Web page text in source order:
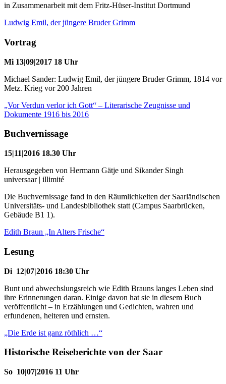
in Zusammenarbeit mit dem Fritz-Hüser-Institut Dortmund
Ludwig Emil, der jüngere Bruder Grimm
Vortrag
Mi 13|09|2017 18 Uhr
Michael Sander: Ludwig Emil, der jüngere Bruder Grimm, 1814 vor
Metz. Krieg vor 200 Jahren
„Vor Verdun verlor ich Gott“ – Literarische Zeugnisse und
Dokumente 1916 bis 2016
Buchvernissage
15|11|2016 18.30 Uhr
Herausgegeben von Hermann Gätje und Sikander Singh
universaar | illimité
Die Buchvernissage fand in den Räumlichkeiten der Saarländischen
Universitäts- und Landesbibliothek statt (Campus Saarbrücken,
Gebäude B1 1).
Edith Braun „In Alters Frische“
Lesung
Di 12|07|2016 18:30 Uhr
Bunt und abwechslungsreich wie Edith Brauns langes Leben sind
ihre Erinnerungen daran. Einige davon hat sie in diesem Buch
veröffentlicht – in Erzählungen und Gedichten, wahren und
erfundenen, heiteren und ernsten.
„Die Erde ist ganz röthlich …“
Historische Reiseberichte von der Saar
So 10|07|2016 11 Uhr